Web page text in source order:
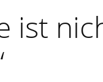
ist